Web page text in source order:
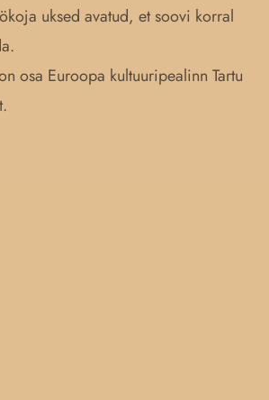
uksed avatud, et soovi korral
osa Euroopa kultuuripealinn Tartu